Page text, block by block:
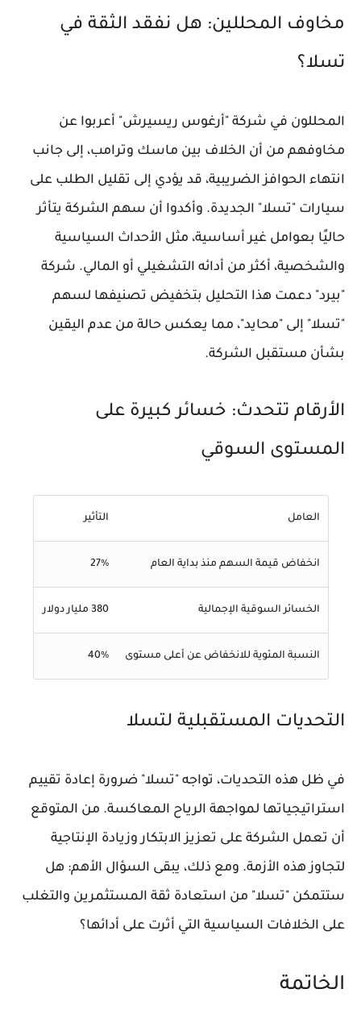
مخاوف المحللين: هل نفقد الثقة في
تسلا؟
المحللون في شركة "أرغوس ريسيرش" أعربوا عن
مخاوفهم من أن الخلاف بين ماسك وترامب، إلى جانب
انتهاء الحوافز الضريبية، قد يؤدي إلى تقليل الطلب على
سيارات "تسلا" الجديدة. وأكدوا أن سهم الشركة يتأثر
حاليًا بعوامل غير أساسية، مثل الأحداث السياسية
والشخصية، أكثر من أدائه التشغيلي أو المالي. شركة
"بيرد" دعمت هذا التحليل بتخفيض تصنيفها لسهم
"تسلا" إلى "محايد"، مما يعكس حالة من عدم اليقين
بشأن مستقبل الشركة.
الأرقام تتحدث: خسائر كبيرة على
المستوى السوقي
العامل التأثير
انخفاض قيمة السهم منذ بداية العام 27%
الخسائر السوقية الإجمالية 380 مليار دولار
النسبة المئوية للانخفاض عن أعلى مستوى 40%
التحديات المستقبلية لتسلا
في ظل هذه التحديات، تواجه "تسلا" ضرورة إعادة تقييم
استراتيجياتها لمواجهة الرياح المعاكسة. من المتوقع
أن تعمل الشركة على تعزيز الابتكار وزيادة الإنتاجية
لتجاوز هذه الأزمة. ومع ذلك، يبقى السؤال الأهم: هل
ستتمكن "تسلا" من استعادة ثقة المستثمرين والتغلب
على الخلافات السياسية التي أثرت على أدائها؟
الخاتمة